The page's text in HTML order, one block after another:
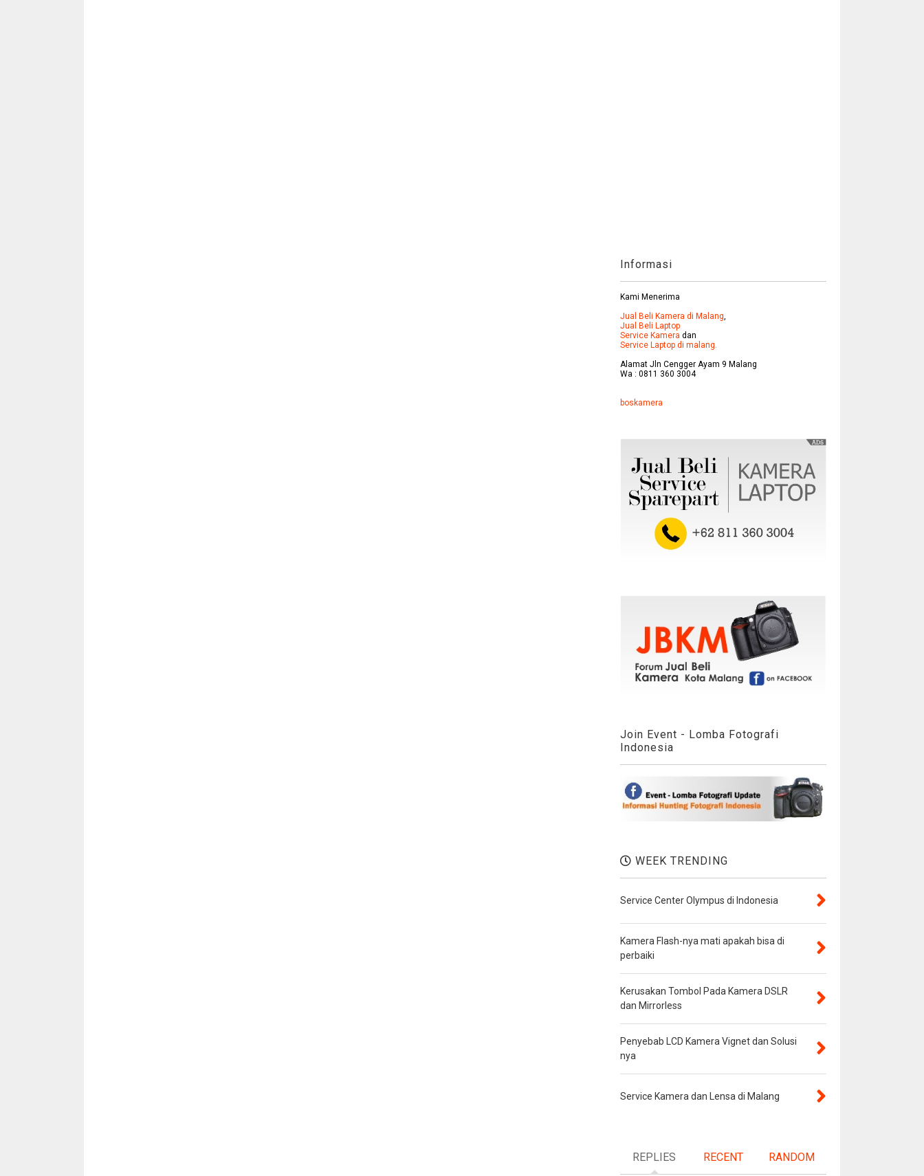
Informasi
Kami Menerima
Jual Beli Kamera di Malang
Jual Beli Laptop
Service Kamera dan
Service Laptop di malang.
Alamat Jln Cengger Ayam 9 Malang
Wa : 0811 360 3004
boskamera
Join Event - Lomba Fotografi
Indonesia
WEEK TRENDING
Service Center Olympus di Indonesia
Kamera Flash-nya mati apakah bisa di
perbaiki
Kerusakan Tombol Pada Kamera DSLR
dan Mirrorless
Penyebab LCD Kamera Vignet dan Solusi
nya
Service Kamera dan Lensa di Malang
REPLIES RECENT RANDOM